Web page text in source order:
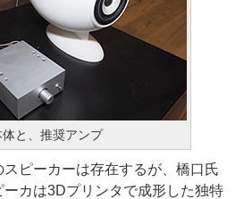
と、推奨アンプ
ピーカーは存在するが、橋口氏
カは3Dプリンタで成形した独特